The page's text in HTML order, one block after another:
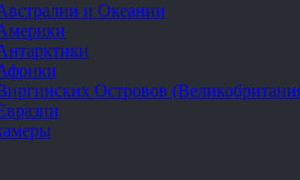
и Океании
Островов